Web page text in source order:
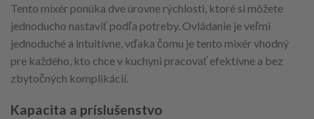
Tento mixér ponúka dve úrovne rýchlosti, ktoré si môžete
jednoducho nastaviť podľa potreby. Ovládanie je veľmi
jednoduché a intuitívne, vďaka čomu je tento mixér vhodný
pre každého, kto chce v kuchyni pracovať efektívne a bez
zbytočných komplikácií.
Kapacita a príslušenstvo